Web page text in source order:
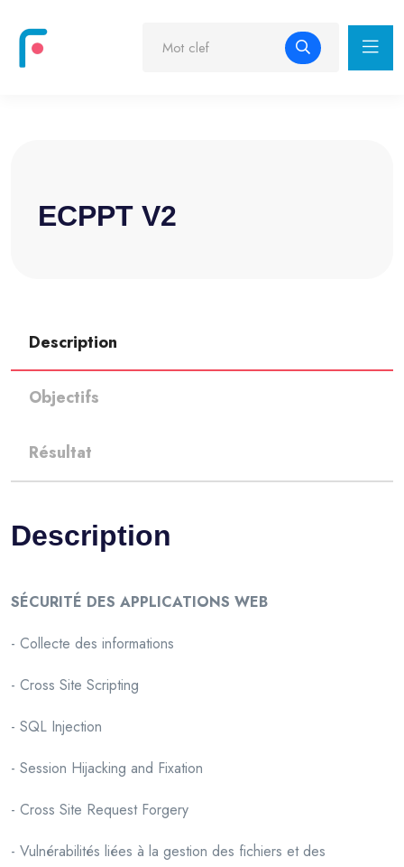
ECPPT V2
Description
Objectifs
Résultat
Description
SÉCURITÉ DES APPLICATIONS WEB
- Collecte des informations
- Cross Site Scripting
- SQL Injection
- Session Hijacking and Fixation
- Cross Site Request Forgery
- Vulnérabilités liées à la gestion des fichiers et des